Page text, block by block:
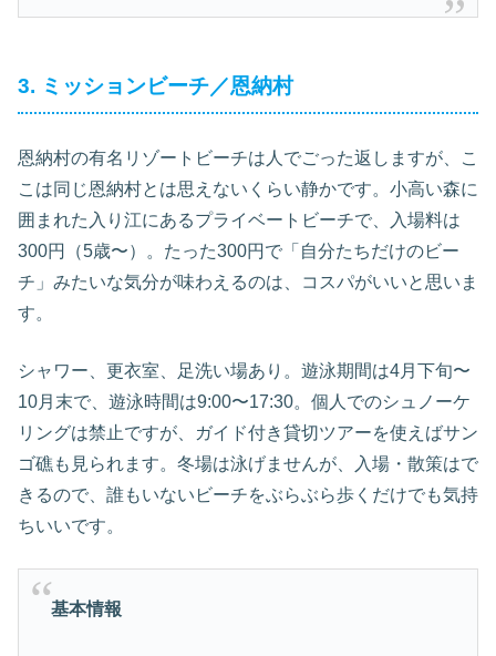
3. ミッションビーチ／恩納村
恩納村の有名リゾートビーチは人でごった返しますが、こ
こは同じ恩納村とは思えないくらい静かです。小高い森に
囲まれた入り江にあるプライベートビーチで、入場料は
300円（5歳〜）。たった300円で「自分たちだけのビー
チ」みたいな気分が味わえるのは、コスパがいいと思いま
す。
シャワー、更衣室、足洗い場あり。遊泳期間は4月下旬〜
10月末で、遊泳時間は9:00〜17:30。個人でのシュノーケ
リングは禁止ですが、ガイド付き貸切ツアーを使えばサン
ゴ礁も見られます。冬場は泳げませんが、入場・散策はで
きるので、誰もいないビーチをぶらぶら歩くだけでも気持
ちいいです。
基本情報